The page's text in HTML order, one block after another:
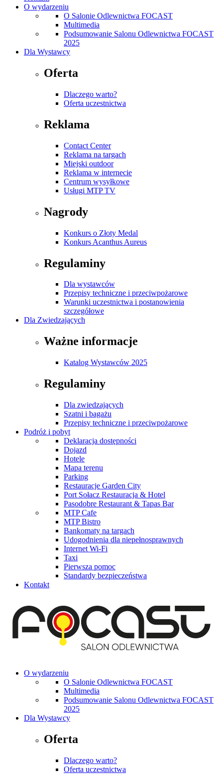
O wydarzeniu
O Salonie Odlewnictwa FOCAST
Multimedia
Podsumowanie Salonu Odlewnictwa FOCAST
2025
Dla Wystawcy
Oferta
Dlaczego warto?
Oferta uczestnictwa
Reklama
Contact Center
Reklama na targach
Miejski outdoor
Reklama w internecie
Centrum wysyłkowe
Usługi MTP TV
Nagrody
Konkurs o Złoty Medal
Konkurs Acanthus Aureus
Regulaminy
Dla wystawców
Przepisy techniczne i przeciwpożarowe
Warunki uczestnictwa i postanowienia
szczegółowe
Dla Zwiedzających
Ważne informacje
Katalog Wystawców 2025
Regulaminy
Dla zwiedzających
Szatni i bagażu
Przepisy techniczne i przeciwpożarowe
Podróż i pobyt
Deklaracja dostępności
Dojazd
Hotele
Mapa terenu
Parking
Restauracje Garden City
Port Sołacz Restauracja & Hotel
Pasodobre Restaurant & Tapas Bar
MTP Cafe
MTP Bistro
Bankomaty na targach
Udogodnienia dla niepełnosprawnych
Internet Wi-Fi
Taxi
Pierwsza pomoc
Standardy bezpieczeństwa
Kontakt
O wydarzeniu
O Salonie Odlewnictwa FOCAST
Multimedia
Podsumowanie Salonu Odlewnictwa FOCAST
2025
Dla Wystawcy
Oferta
Dlaczego warto?
Oferta uczestnictwa